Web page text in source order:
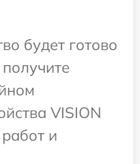
будет готово
VISION
и